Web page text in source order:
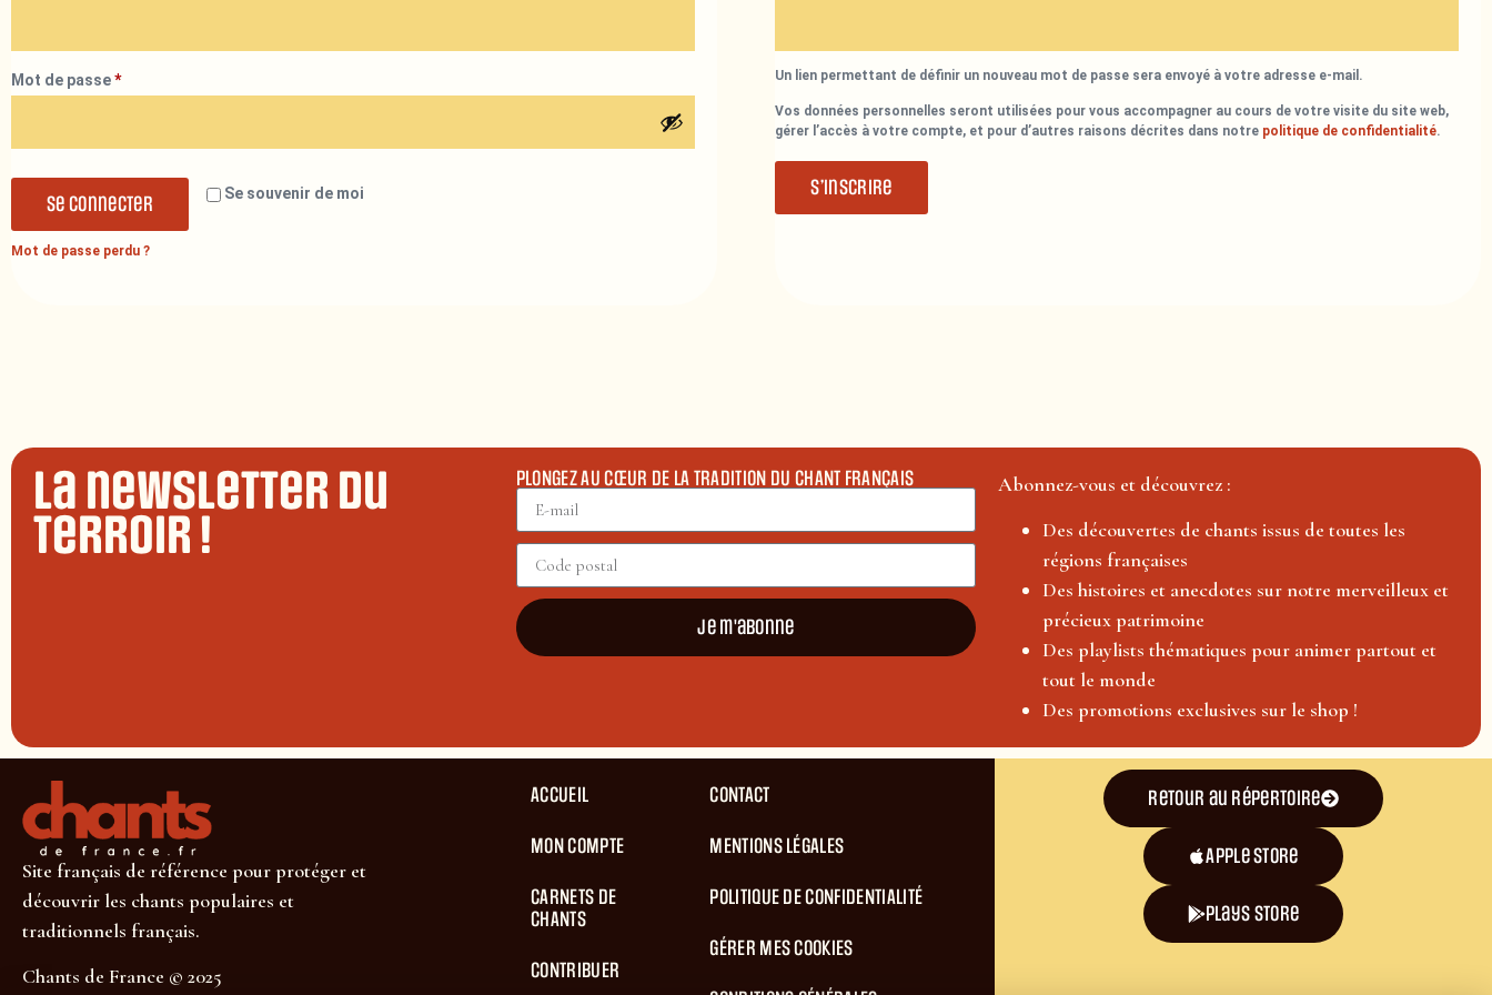
Mot de passe*
Se souvenir de moi
Se connecter
Mot de passe perdu ?
Un lien permettant de définir un nouveau mot de passe sera envoyé à votre adresse e-mail.
Vos données personnelles seront utilisées pour vous accompagner au cours de votre visite du site web,
gérer l’accès à votre compte, et pour d’autres raisons décrites dans notre politique de confidentialité.
S’inscrire
La newsletter du
terroir !
PLONGEZ AU CŒUR DE LA TRADITION DU CHANT FRANÇAIS
Je m'abonne
Abonnez-vous et découvrez :
Des découvertes de chants issus de toutes les
régions françaises
Des histoires et anecdotes sur notre merveilleux et
précieux patrimoine
Des playlists thématiques pour animer partout et
tout le monde
Des promotions exclusives sur le shop !
Site français de référence pour protéger et
découvrir les chants populaires et
traditionnels français.
Chants de France © 2025
ACCUEIL
MON COMPTE
CARNETS DE
CHANTS
CONTRIBUER
CONTACT
MENTIONS LÉGALES
POLITIQUE DE CONFIDENTIALITÉ
GÉRER MES COOKIES
Retour au répertoire
Apple Store
plays store